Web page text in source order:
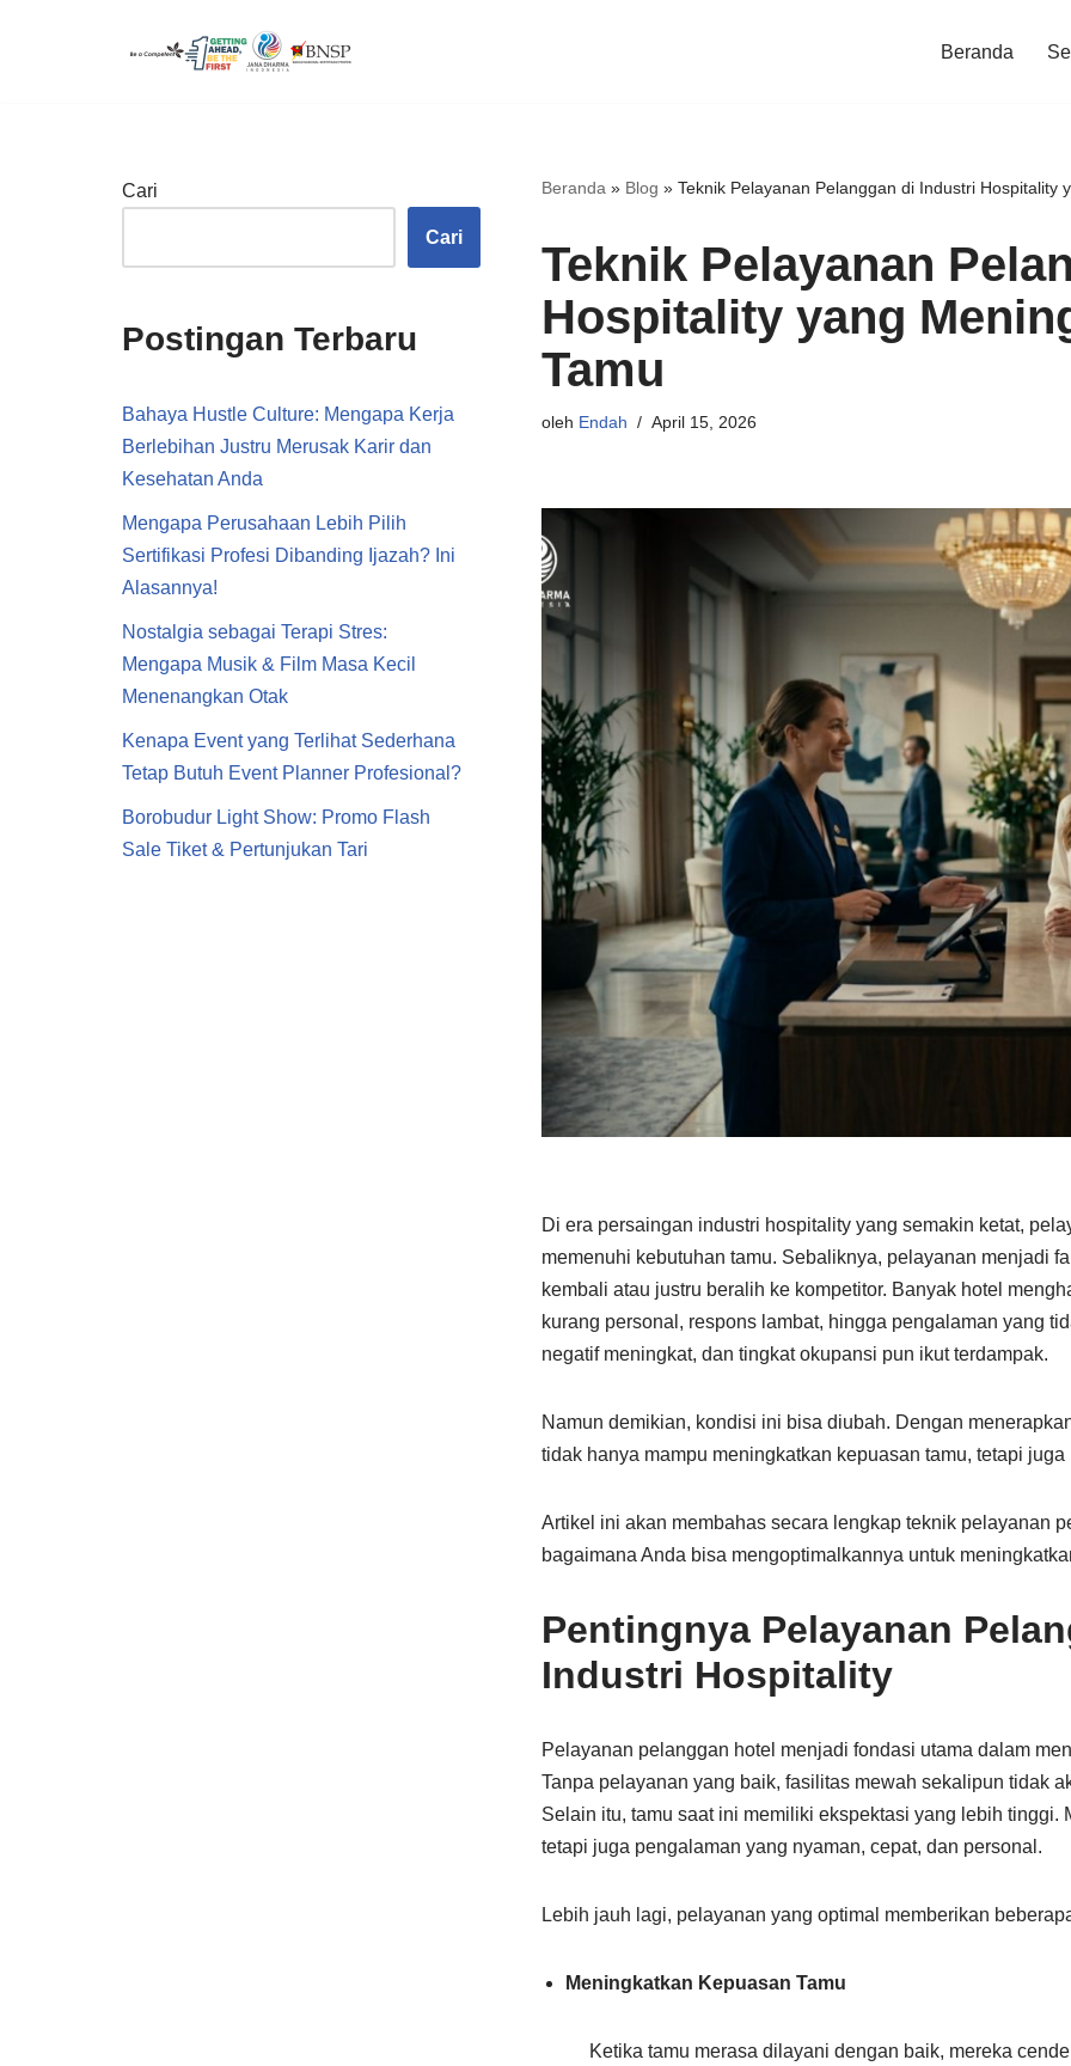
Beranda
Cari
Cari
Postingan Terbaru
Bahaya Hustle Culture: Mengapa Kerja
Berlebihan Justru Merusak Karir dan
Kesehatan Anda
Mengapa Perusahaan Lebih Pilih
Sertifikasi Profesi Dibanding Ijazah? Ini
Alasannya!
Nostalgia sebagai Terapi Stres:
Mengapa Musik & Film Masa Kecil
Menenangkan Otak
Kenapa Event yang Terlihat Sederhana
Tetap Butuh Event Planner Profesional?
Borobudur Light Show: Promo Flash
Sale Tiket & Pertunjukan Tari
Beranda » Blog » Teknik Pelayanan Pelanggan di Industri Hospitality
Teknik Pelayanan
Hospitality yang
Tamu
oleh Endah April 15, 2026
Di era persaingan industri hospitality yang semakin ketat,
memenuhi kebutuhan tamu. Sebaliknya, pelayanan menjadi
kembali atau justru beralih ke kompetitor. Banyak hotel
kurang personal, respons lambat, hingga pengalaman yang
negatif meningkat, dan tingkat okupansi pun ikut terdampak.
Namun demikian, kondisi ini bisa diubah. Dengan
tidak hanya mampu meningkatkan kepuasan tamu, tetapi
Artikel ini akan membahas secara lengkap teknik pelayanan
bagaimana Anda bisa mengoptimalkannya untuk
Pentingnya Pelayanan
Industri Hospitality
Pelayanan pelanggan hotel menjadi fondasi utama dalam
Tanpa pelayanan yang baik, fasilitas mewah sekalipun tidak
Selain itu, tamu saat ini memiliki ekspektasi yang lebih tinggi.
tetapi juga pengalaman yang nyaman, cepat, dan personal.
Lebih jauh lagi, pelayanan yang optimal memberikan
Meningkatkan Kepuasan Tamu
Ketika tamu merasa dilayani dengan baik, mereka